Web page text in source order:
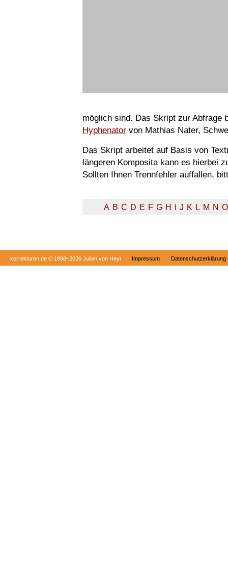
möglich sind. Das Skript zur Abfrage
Hyphenator von Mathias Nater,
Das Skript arbeitet auf Basis von
längeren Komposita kann es hierbei
Sollten Ihnen Trennfehler auffallen,
A B C D E F G H J K L M N O
korrekturen.de © 1998–2026 Julian von Heyl · Impressum · Datenschutzerklärung